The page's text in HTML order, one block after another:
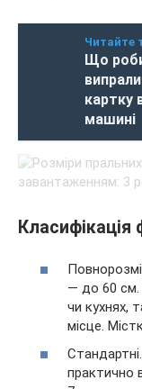
Читайте
Що
картку
машині
— до 60 см.
чи кухнях,
місце.
практично